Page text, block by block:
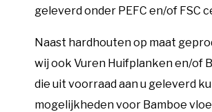
geleverd onder PEFC en/of FSC
Naast hardhouten op maat
wij ook Vuren Huifplanken en/of
die uit voorraad aan u geleverd
mogelijkheden voor Bamboe